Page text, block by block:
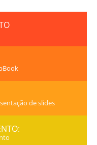
de slides